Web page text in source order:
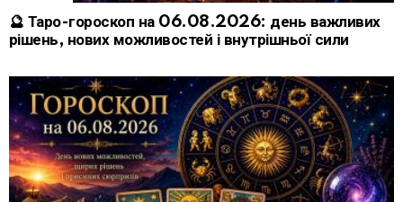
🔮 Таро-гороскоп на 06.08.2026: день важливих
рішень, нових можливостей і внутрішньої сили